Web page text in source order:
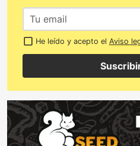
He leído y acepto el Aviso